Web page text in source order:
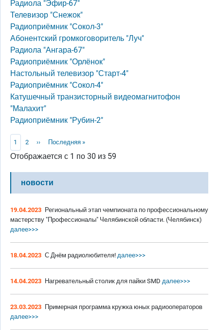
Радиола "Эфир-67"
Телевизор "Снежок"
Радиоприёмник "Сокол-3"
Абонентский громкоговоритель "Луч"
Радиола "Ангара-67"
Радиоприёмник "Орлёнок"
Настольный телевизор "Старт-4"
Радиоприёмник "Сокол-4"
Катушечный транзисторный видеомагнитофон
"Малахит"
Радиоприёмник "Рубин-2"
Нумерация страниц
Текущая страница
1 Page
2 Следующая страница
›› Последняя страница
Последняя »
Отображается с 1 по 30 из 59
новости
19.04.2023 Региональный этап чемпионата по профессиональному
мастерству "Профессионалы" Челябинской области. (Челябинск)
далее>>>
18.04.2023 С Днём радиолюбителя! далее>>>
14.04.2023 Нагревательный столик для пайки SMD далее>>>
23.03.2023 Примерная программа кружка юных радиооператоров
далее>>>